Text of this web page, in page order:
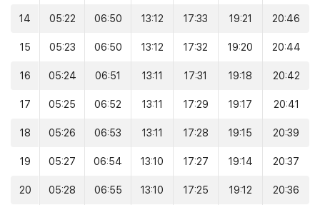
14 05:22 06:50 13:12 17:33 19:21 20:46
15 05:23 06:50 13:12 17:32 19:20 20:44
16 05:24 06:51 13:11 17:31 19:18 20:42
17 05:25 06:52 13:11 17:29 19:17 20:41
18 05:26 06:53 13:11 17:28 19:15 20:39
19 05:27 06:54 13:10 17:27 19:14 20:37
20 05:28 06:55 13:10 17:25 19:12 20:36